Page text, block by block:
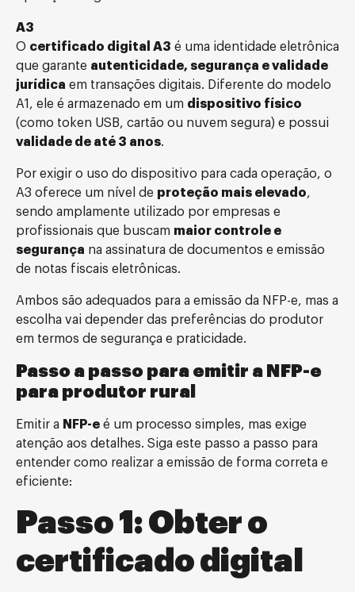
A3
O certificado digital A3 é uma identidade eletrônica
que garante autenticidade, segurança e validade
jurídica em transações digitais. Diferente do modelo
A1, ele é armazenado em um dispositivo físico
(como token USB, cartão ou nuvem segura) e possui
validade de até 3 anos.
Por exigir o uso do dispositivo para cada operação, o
A3 oferece um nível de proteção mais elevado,
sendo amplamente utilizado por empresas e
profissionais que buscam maior controle e
segurança na assinatura de documentos e emissão
de notas fiscais eletrônicas.
Ambos são adequados para a emissão da NFP-e, mas a
escolha vai depender das preferências do produtor
em termos de segurança e praticidade.
Passo a passo para emitir a NFP-e
para produtor rural
Emitir a NFP-e é um processo simples, mas exige
atenção aos detalhes. Siga este passo a passo para
entender como realizar a emissão de forma correta e
eficiente:
Passo 1: Obter o
certificado digital